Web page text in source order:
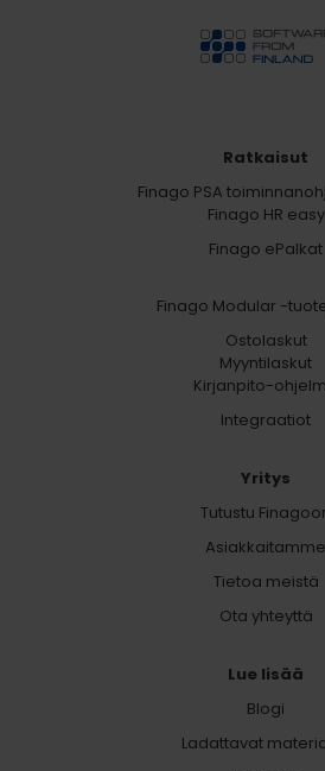
Ratkaisut
Finago PSA
Finago HR easy
Finago ePalkat
Finago Modular -
Ostolaskut
Myyntilaskut
Kirjanpito-
Integraatiot
Yritys
Tutustu
Asiakkaitamme
Tietoa meistä
Ota yhteyttä
Lue lisää
Blogi
Ladattavat